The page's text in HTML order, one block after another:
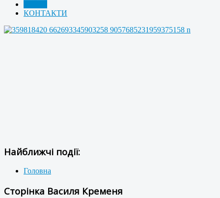
КОНТАКТИ
Найближчі події:
Головна
Сторінка Василя Кременя